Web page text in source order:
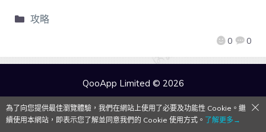
0 0
攻略
QooApp Limited © 2026
為了向您提供最佳瀏覽體驗，我們在網站上使用了必要及功能性 Cookie。繼
續使用本網站，即表示您了解並同意我們的 Cookie 使用方式。 了解更多→